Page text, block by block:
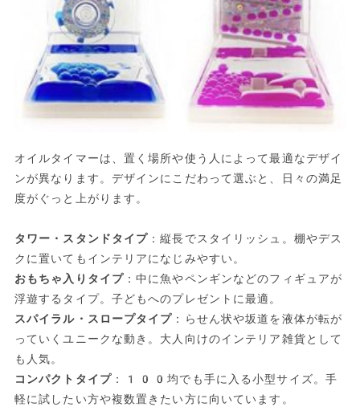
オイルタイマーは、置く場所や使う人によって最適なデザイ
ンが異なります。デザインにこだわって選ぶと、日々の満足
度がぐっと上がります。
タワー・スタンドタイプ ：縦長でスタイリッシュ。棚やデス
クに置いてもインテリアになじみやすい。
おもちゃ入りタイプ ：中に魚やペンギンなどのフィギュアが
浮遊するタイプ。子どもへのプレゼントに最適。
スパイラル・スロープタイプ ：らせん状や坂道を液体が転が
っていくユニークな動き。大人向けのインテリア雑貨として
も人気。
コンパクトタイプ：100均でも手に入る小型サイズ。手
軽に試したい方や複数置きたい方に向いています。